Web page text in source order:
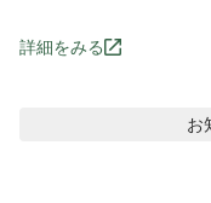
詳細をみる
お